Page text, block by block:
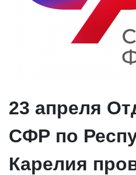
23 апреля
СФР по
Карелия